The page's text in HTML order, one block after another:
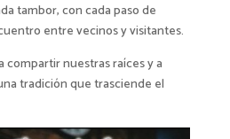
tambor, con cada paso de
entre vecinos y visitantes.
compartir nuestras raíces y a
tradición que trasciende el